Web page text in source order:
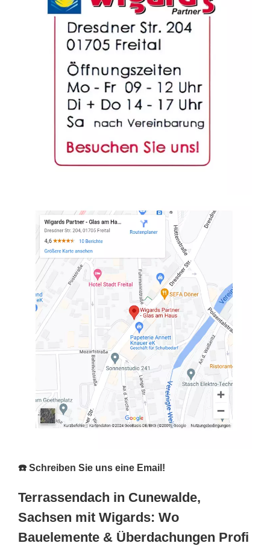
☎️ Schreiben Sie uns eine Email!
Terrassendach in Cunewalde,
Sachsen mit Wigards: Wo
Bauelemente & Überdachungen Profi